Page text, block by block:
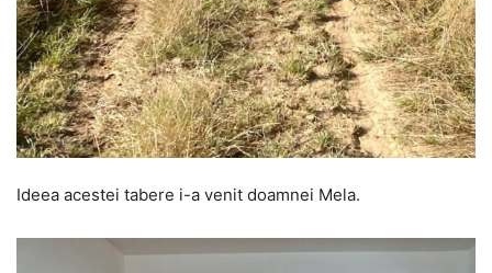
Ideea acestei tabere i-a venit doamnei Mela.